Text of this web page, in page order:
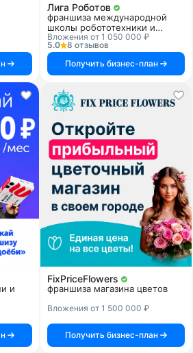
Лига Роботов
франшиза международной
школы робототехники и
программирования
Вложения от 1 050 000 ₽
5.0
8 отзывов
Получить бизнес-план
и
FixPriceFlowers
франшиза магазина цветов
Вложения от 1 500 000 ₽
Получить бизнес-план